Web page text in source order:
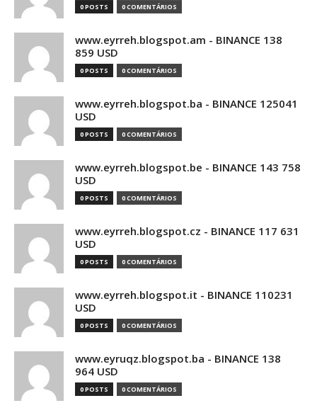
0 POSTS 0 COMENTÁRIOS
www.eyrreh.blogspot.am - BINANCE 138
859 USD
0 POSTS 0 COMENTÁRIOS
www.eyrreh.blogspot.ba - BINANCE 125041
USD
0 POSTS 0 COMENTÁRIOS
www.eyrreh.blogspot.be - BINANCE 143 758
USD
0 POSTS 0 COMENTÁRIOS
www.eyrreh.blogspot.cz - BINANCE 117 631
USD
0 POSTS 0 COMENTÁRIOS
www.eyrreh.blogspot.it - BINANCE 110231
USD
0 POSTS 0 COMENTÁRIOS
www.eyruqz.blogspot.ba - BINANCE 138
964 USD
0 POSTS 0 COMENTÁRIOS